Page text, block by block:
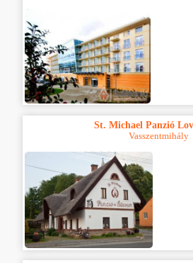
St. Michael Panzió
Vasszentmihály